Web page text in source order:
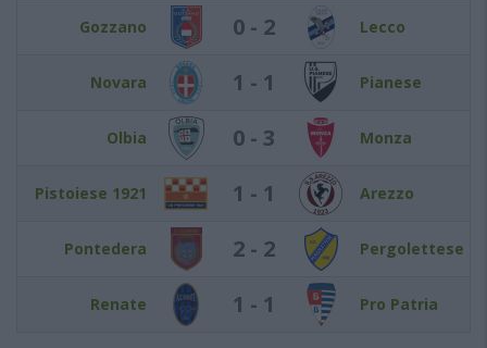
Gozzano 0 - 2 Lecco
Novara 1 - 1 Pianese
Olbia 0 - 3 Monza
Pistoiese 1921 1 - 1 Arezzo
Pontedera 2 - 2 Pergolettese
Renate 1 - 1 Pro Patria